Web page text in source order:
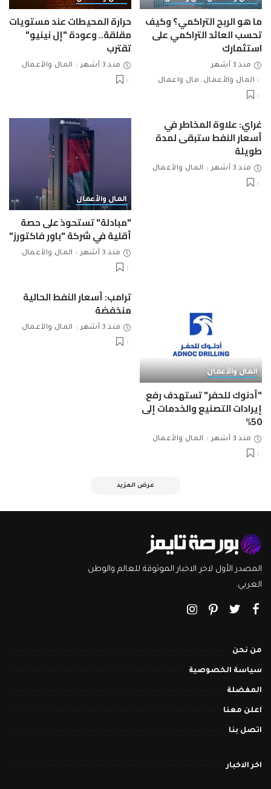
ما هو الربح التراكمي؟ وكيف
تحسب العائد التراكمي على
استثمارك
منذ 3 أشهر
المال والأعمال
مال واعمال
حرارة المحيطات عند مستويات
مقلقة.. وعودة "إل نينيو"
تقترب
منذ 3 أشهر المال والأعمال
غراي: علاوة المخاطر في
أسعار النفط ستبقى لمدة
طويلة
منذ 3 أشهر المال والأعمال
المال والأعمال
"مبادلة" تستحوذ على حصة
أقلية في شركة "باور فاكتورز"
منذ 3 أشهر المال والأعمال
المال والأعمال
"أدنوك للحفر" تستهدف رفع
إيرادات التصنيع والخدمات إلى
50%
منذ 3 أشهر المال والأعمال
ترامب: أسعار النفط الحالية
منخفضة
منذ 3 أشهر المال والأعمال
عرض المزيد
المصدر الأول لاخر الاخبار الموثوقة للعالم والوطن
العربي.
من نحن
سياسة الخصوصية
المفضلة
اعلن معنا
اتصل بنا
اخر الاخبار